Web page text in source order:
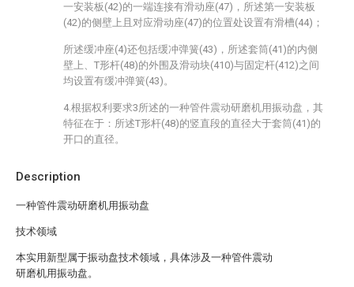
Description
一种管件震动研磨机用振动盘
技术领域
本实用新型属于振动盘技术领域，具体涉及一种管件震动
研磨机用振动盘。
一安装板(42)的一端连接有滑动座(47)，所述第一安装板
(42)的侧壁上且对应滑动座(47)的位置处设置有滑槽(44)；
所述缓冲座(4)还包括缓冲弹簧(43)，所述套筒(41)的内侧
壁上、T形杆(48)的外围及滑动块(410)与固定杆(412)之间
均设置有缓冲弹簧(43)。
4.根据权利要求3所述的一种管件震动研磨机用振动盘，其
特征在于：所述T形杆(48)的竖直段的直径大于套筒(41)的
开口的直径。